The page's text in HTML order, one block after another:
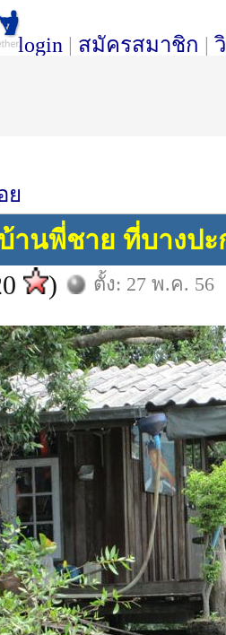
login | สมัครสมาชิก |
ย
านพี่ชาย ที่บางปะ
) ตั้ง: 27 พ.ค. 56